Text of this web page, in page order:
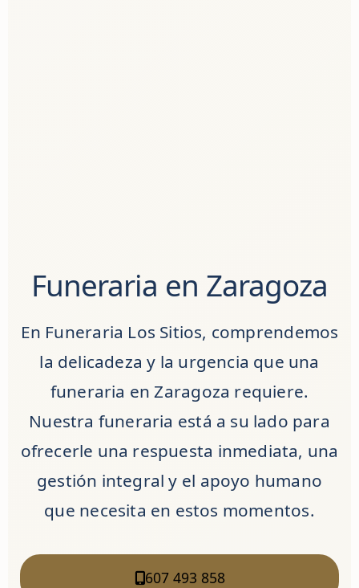
Funeraria en Zaragoza
En Funeraria Los Sitios, comprendemos
la delicadeza y la urgencia que una
funeraria en Zaragoza requiere.
Nuestra funeraria está a su lado para
ofrecerle una respuesta inmediata, una
gestión integral y el apoyo humano
que necesita en estos momentos.
607 493 858